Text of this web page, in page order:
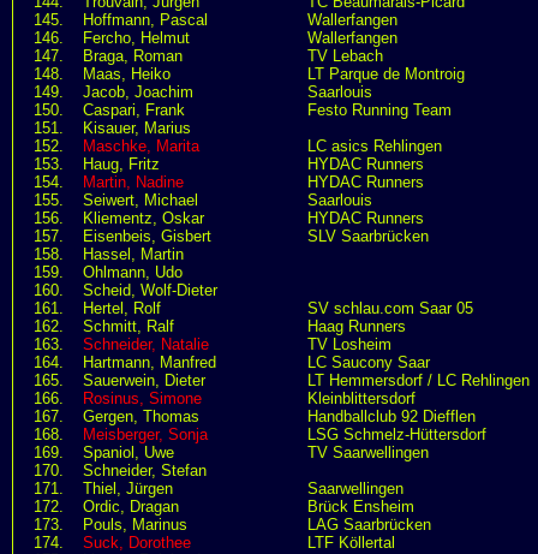
145.
Hoffmann, Pascal
Wallerfangen
146.
Fercho, Helmut
Wallerfangen
147.
Braga, Roman
TV Lebach
148.
Maas, Heiko
LT Parque de Montroig
149.
Jacob, Joachim
Saarlouis
150.
Caspari, Frank
Festo Running Team
151.
Kisauer, Marius
152.
Maschke, Marita
LC asics Rehlingen
153.
Haug, Fritz
HYDAC Runners
154.
Martin, Nadine
HYDAC Runners
155.
Seiwert, Michael
Saarlouis
156.
Kliementz, Oskar
HYDAC Runners
157.
Eisenbeis, Gisbert
SLV Saarbrücken
158.
Hassel, Martin
159.
Ohlmann, Udo
160.
Scheid, Wolf-Dieter
161.
Hertel, Rolf
SV schlau.com Saar 05
162.
Schmitt, Ralf
Haag Runners
163.
Schneider, Natalie
TV Losheim
164.
Hartmann, Manfred
LC Saucony Saar
165.
Sauerwein, Dieter
LT Hemmersdorf / LC Rehlingen
166.
Rosinus, Simone
Kleinblittersdorf
167.
Gergen, Thomas
Handballclub 92 Diefflen
168.
Meisberger, Sonja
LSG Schmelz-Hüttersdorf
169.
Spaniol, Uwe
TV Saarwellingen
170.
Schneider, Stefan
171.
Thiel, Jürgen
Saarwellingen
172.
Ordic, Dragan
Brück Ensheim
173.
Pouls, Marinus
LAG Saarbrücken
174.
Suck, Dorothee
LTF Köllertal